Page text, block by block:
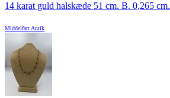
14 karat guld halskæde 51 cm. B. 0,265
Middelfart Antik